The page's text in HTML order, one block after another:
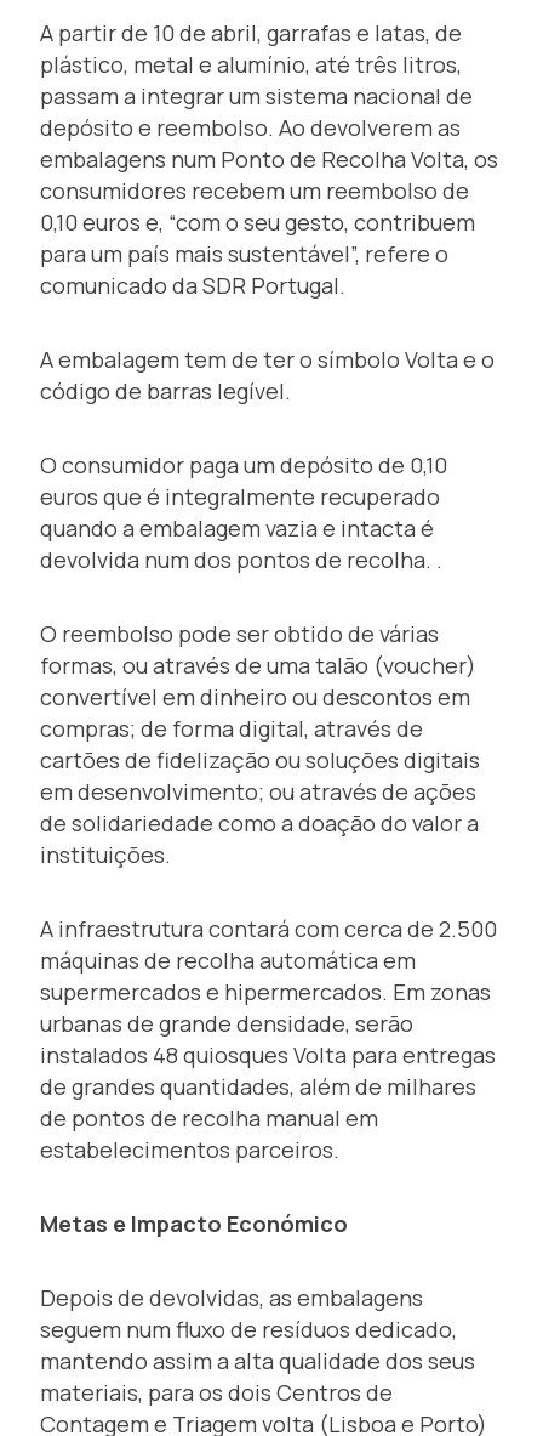
A partir de 10 de abril, garrafas e latas, de
plástico, metal e alumínio, até três litros,
passam a integrar um sistema nacional de
depósito e reembolso. Ao devolverem as
embalagens num Ponto de Recolha Volta, os
consumidores recebem um reembolso de
0,10 euros e, “com o seu gesto, contribuem
para um país mais sustentável”, refere o
comunicado da SDR Portugal.
A embalagem tem de ter o símbolo Volta e o
código de barras legível.
O consumidor paga um depósito de 0,10
euros que é integralmente recuperado
quando a embalagem vazia e intacta é
devolvida num dos pontos de recolha. .
O reembolso pode ser obtido de várias
formas, ou através de uma talão (voucher)
convertível em dinheiro ou descontos em
compras; de forma digital, através de
cartões de fidelização ou soluções digitais
em desenvolvimento; ou através de ações
de solidariedade como a doação do valor a
instituições.
A infraestrutura contará com cerca de 2.500
máquinas de recolha automática em
supermercados e hipermercados. Em zonas
urbanas de grande densidade, serão
instalados 48 quiosques Volta para entregas
de grandes quantidades, além de milhares
de pontos de recolha manual em
estabelecimentos parceiros.
Metas e Impacto Económico
Depois de devolvidas, as embalagens
seguem num fluxo de resíduos dedicado,
mantendo assim a alta qualidade dos seus
materiais, para os dois Centros de
Contagem e Triagem volta (Lisboa e Porto)